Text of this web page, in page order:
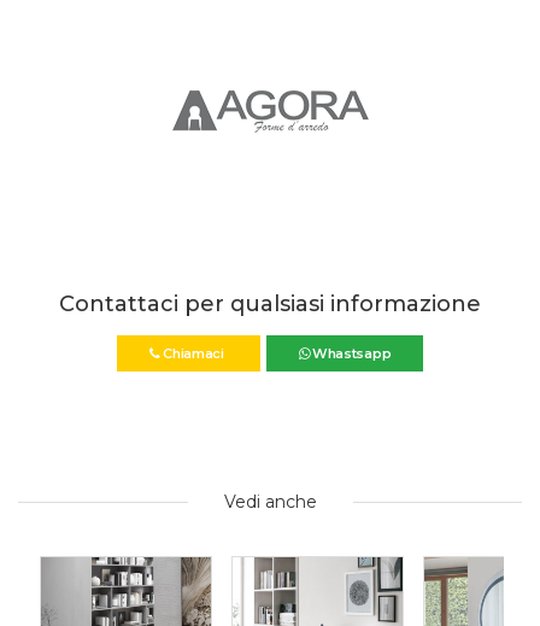
Contattaci per qualsiasi informazione
Chiamaci Whastsapp
Vedi anche